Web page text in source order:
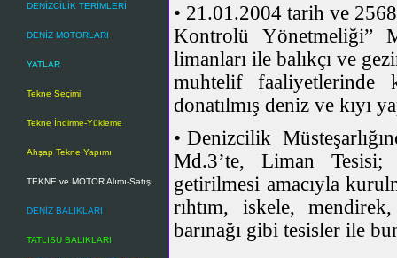
DENİZCİLİK TERİMLERİ
DENİZ MOTORLARI
YATLAR
Tekne Seçimi
Tekne İndirme-Yükleme
Ahşap Tekne Yapımı
TEKNE ve MOTOR Alımı-Satışı
DENİZ BALIKLARI
TATLISU BALIKLARI
• 21.01.2004 tarih ve
Kontrolü Yönetmeliği”
limanları ile balıkçı ve
muhtelif faaliyetlerinde
donatılmış deniz ve kıyı
• Denizcilik
Md.3’te, Liman Tesisi;
getirilmesi amacıyla
rıhtım, iskele,
barınağı gibi tesisler ile